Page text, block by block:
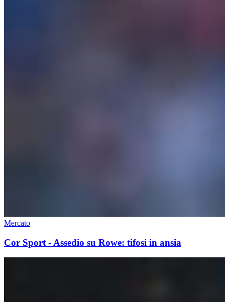
Mercato
Cor Sport - Assedio su Rowe: tifosi in ansia